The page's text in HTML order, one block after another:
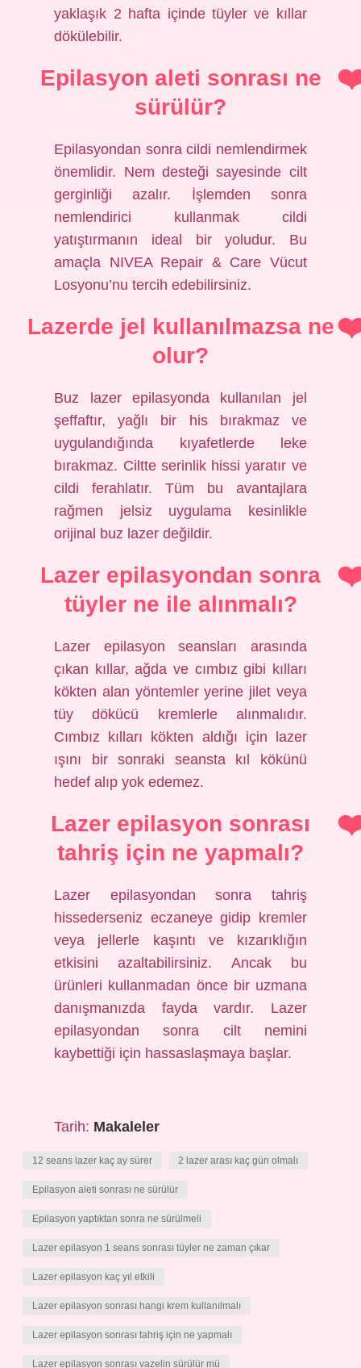
yaklaşık 2 hafta içinde tüyler ve kıllar
dökülebilir.
Epilasyon aleti sonrası ne
sürülür?
Epilasyondan sonra cildi nemlendirmek
önemlidir. Nem desteği sayesinde cilt
gerginliği azalır. İşlemden sonra
nemlendirici kullanmak cildi
yatıştırmanın ideal bir yoludur. Bu
amaçla NIVEA Repair & Care Vücut
Losyonu’nu tercih edebilirsiniz.
Lazerde jel kullanılmazsa ne
olur?
Buz lazer epilasyonda kullanılan jel
şeffaftır, yağlı bir his bırakmaz ve
uygulandığında kıyafetlerde leke
bırakmaz. Ciltte serinlik hissi yaratır ve
cildi ferahlatır. Tüm bu avantajlara
rağmen jelsiz uygulama kesinlikle
orijinal buz lazer değildir.
Lazer epilasyondan sonra
tüyler ne ile alınmalı?
Lazer epilasyon seansları arasında
çıkan kıllar, ağda ve cımbız gibi kılları
kökten alan yöntemler yerine jilet veya
tüy dökücü kremlerle alınmalıdır.
Cımbız kılları kökten aldığı için lazer
ışını bir sonraki seansta kıl kökünü
hedef alıp yok edemez.
Lazer epilasyon sonrası
tahriş için ne yapmalı?
Lazer epilasyondan sonra tahriş
hissederseniz eczaneye gidip kremler
veya jellerle kaşıntı ve kızarıklığın
etkisini azaltabilirsiniz. Ancak bu
ürünleri kullanmadan önce bir uzmana
danışmanızda fayda vardır. Lazer
epilasyondan sonra cilt nemini
kaybettiği için hassaslaşmaya başlar.
Tarih: Makaleler
12 seans lazer kaç ay sürer 2 lazer arası kaç gün olmalı
Epilasyon aleti sonrası ne sürülür
Epilasyon yaptıktan sonra ne sürülmeli
Lazer epilasyon 1 seans sonrası tüyler ne zaman çıkar
Lazer epilasyon kaç yıl etkili
Lazer epilasyon sonrası hangi krem kullanılmalı
Lazer epilasyon sonrası tahriş için ne yapmalı
Lazer epilasyon sonrası vazelin sürülür mü